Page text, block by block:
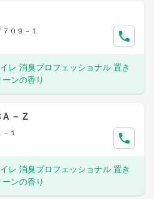
０９－１
レ 消臭プロフェッショナル 置き
ンの香り
－Ｚ
１
レ 消臭プロフェッショナル 置き
ンの香り